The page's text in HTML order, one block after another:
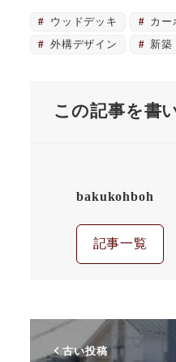
ウッドデッキ カー
外構デザイン
新築
この記事を書
bakukohboh
記事一覧
古い投稿